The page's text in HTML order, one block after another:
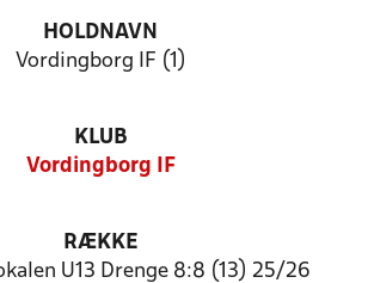
HOLDNAVN
Vordingborg IF (1)
KLUB
Vordingborg IF
RÆKKE
U13 Drenge 8:8 (13) 25/26